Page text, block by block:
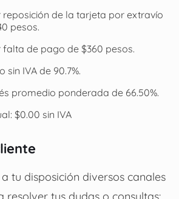
reposición de la tarjeta por extravío
pesos.
falta de pago de $360 pesos.
sin IVA de 90.7%.
promedio ponderada de 66.50%.
$0.00 sin IVA
tu disposición diversos canales
resolver tus dudas o consultas: